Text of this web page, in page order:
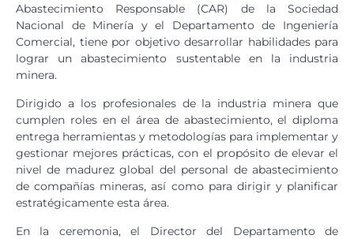
Abastecimiento Responsable (CAR) de la Sociedad
Nacional de Minería y el Departamento de Ingeniería
Comercial, tiene por objetivo desarrollar habilidades para
lograr un abastecimiento sustentable en la industria
minera.
Dirigido a los profesionales de la industria minera que
cumplen roles en el área de abastecimiento, el diploma
entrega herramientas y metodologías para implementar y
gestionar mejores prácticas, con el propósito de elevar el
nivel de madurez global del personal de abastecimiento
de compañías mineras, así como para dirigir y planificar
estratégicamente esta área.
En la ceremonia, el Director del Departamento de